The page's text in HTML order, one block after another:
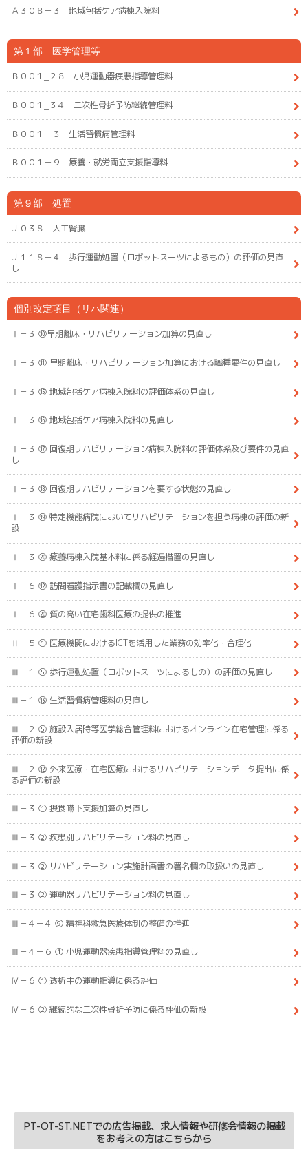
Ａ３０８－３ 地域包括ケア病棟入院料
第１部 医学管理等
Ｂ００１_２８ 小児運動器疾患指導管理料
Ｂ００１_３４ 二次性骨折予防継続管理料
Ｂ００１－３ 生活習慣病管理料
Ｂ００１－９ 療養・就労両立支援指導料
第９部 処置
Ｊ０３８ 人工腎臓
Ｊ１１８－４ 歩行運動処置（ロボットスーツによるもの）の評価の見直
し
個別改定項目（リハ関連）
Ⅰ－３ ⑩早期離床・リハビリテーション加算の見直し
Ⅰ－３ ⑪ 早期離床・リハビリテーション加算における職種要件の見直し
Ⅰ－３ ⑮ 地域包括ケア病棟入院料の評価体系の見直し
Ⅰ－３ ⑯ 地域包括ケア病棟入院料の見直し
Ⅰ－３ ⑰ 回復期リハビリテーション病棟入院料の評価体系及び要件の見直
し
Ⅰ－３ ⑱ 回復期リハビリテーションを要する状態の見直し
Ⅰ－３ ⑲ 特定機能病院においてリハビリテーションを担う病棟の評価の新
設
Ⅰ－３ ⑳ 療養病棟入院基本料に係る経過措置の見直し
Ⅰ－６ ⑫ 訪問看護指示書の記載欄の見直し
Ⅰ－６ ⑳ 質の高い在宅歯科医療の提供の推進
Ⅱ－５ ① 医療機関におけるICTを活用した業務の効率化・合理化
Ⅲ－１ ⑤ 歩行運動処置（ロボットスーツによるもの）の評価の見直し
Ⅲ－１ ⑬ 生活習慣病管理料の見直し
Ⅲ－２ ⑤ 施設入居時等医学総合管理料におけるオンライン在宅管理に係る
評価の新設
Ⅲ－２ ⑫ 外来医療・在宅医療におけるリハビリテーションデータ提出に係
る評価の新設
Ⅲ－３ ① 摂食嚥下支援加算の見直し
Ⅲ－３ ② 疾患別リハビリテーション料の見直し
Ⅲ－３ ② リハビリテーション実施計画書の署名欄の取扱いの見直し
Ⅲ－３ ② 運動器リハビリテーション料の見直し
Ⅲ－４－４ ⑨ 精神科救急医療体制の整備の推進
Ⅲ－４－６ ① 小児運動器疾患指導管理料の見直し
Ⅳ－６ ① 透析中の運動指導に係る評価
Ⅳ－６ ② 継続的な二次性骨折予防に係る評価の新設
PT-OT-ST.NETでの広告掲載、求人情報や研修会情報の掲載
をお考えの方はこちらから